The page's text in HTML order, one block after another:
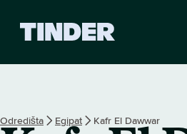
n
Odredišta Egipat Kafr El Dawwar